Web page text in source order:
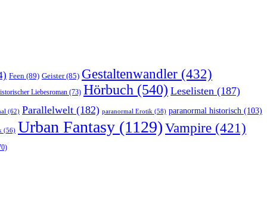
Feen (89) Geister(85) Gestaltenwandler (432)
Liebesroman (73) Hörbuch (540) Leselisten (187)
(62) Parallelwelt (182) paranormal Erotik (58) paranormal historisch (103)
(56) Urban Fantasy (1129) Vampire (421)